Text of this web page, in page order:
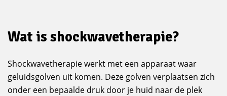
Wat is shockwavetherapie?
Shockwavetherapie werkt met een apparaat waar
geluidsgolven uit komen. Deze golven verplaatsen zich
onder een bepaalde druk door je huid naar de plek